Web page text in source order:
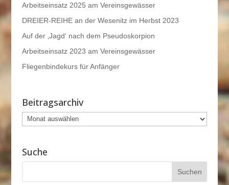
Arbeitseinsatz 2025 am Vereinsgewässer
DREIER-REIHE an der Wesenitz im Herbst 2023
Auf der ‚Jagd‘ nach dem Pseudoskorpion
Arbeitseinsatz 2023 am Vereinsgewässer
Fliegenbindekurs für Anfänger
Beitragsarchiv
Beitragsarchiv
Suche